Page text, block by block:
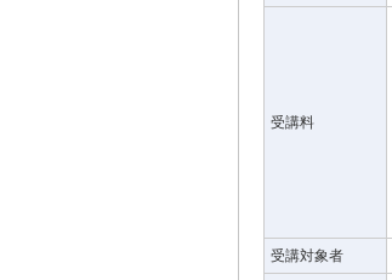
受講料
受講対象者